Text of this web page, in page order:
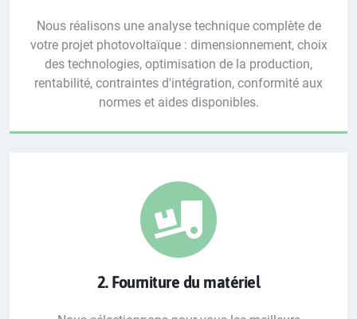
Nous réalisons une analyse technique complète de
votre projet photovoltaïque : dimensionnement, choix
des technologies, optimisation de la production,
rentabilité, contraintes d'intégration, conformité aux
normes et aides disponibles.
2. Fourniture du matériel